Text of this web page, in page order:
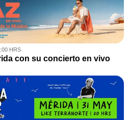
HRS
con su concierto en vivo